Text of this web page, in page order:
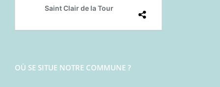
OÙ SE SITUE NOTRE COMMUNE ?